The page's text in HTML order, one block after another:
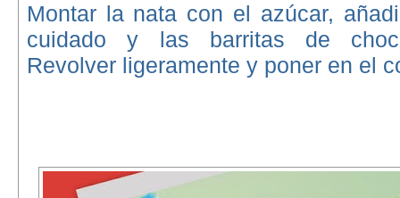
Montar la nata con el azúcar,
cuidado y las barritas de
Revolver ligeramente y poner en el